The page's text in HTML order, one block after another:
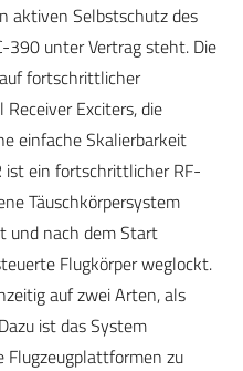
aktiven Selbstschutz des
390 unter Vertrag steht. Die
fortschrittlicher
Exciters, die
einfache Skalierbarkeit
ist ein fortschrittlicher RF-
Täuschkörpersystem
und nach dem Start
Flugkörper weglockt.
auf zwei Arten, als
ist das System
Flugzeugplattformen zu